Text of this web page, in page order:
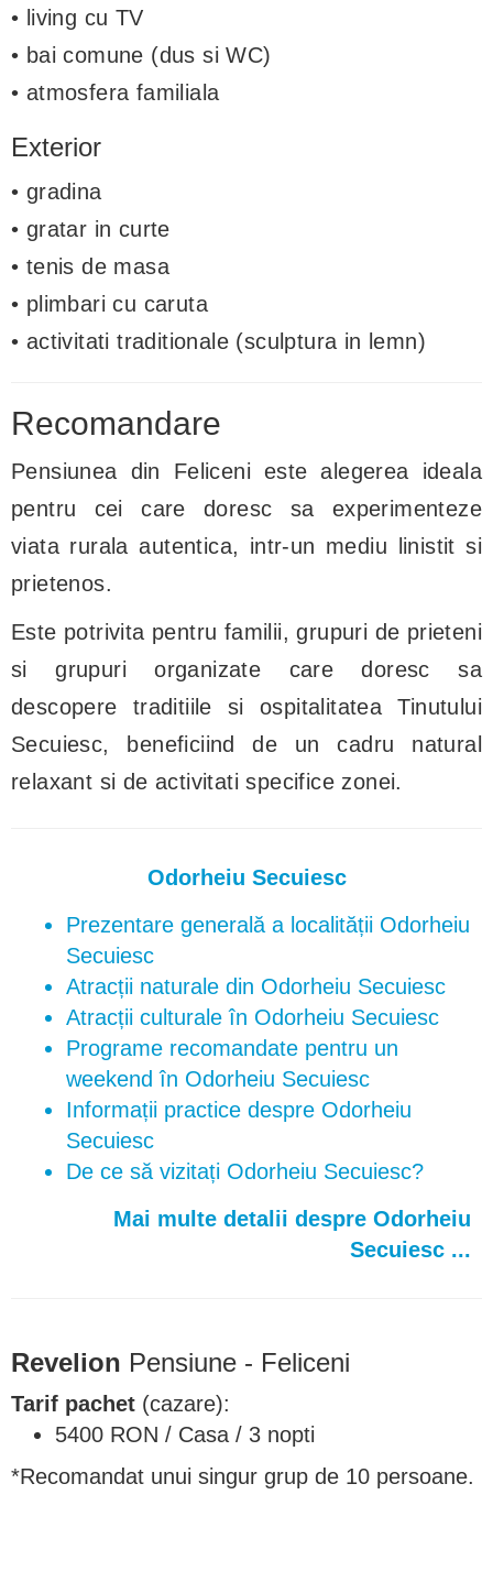
• living cu TV
• bai comune (dus si WC)
• atmosfera familiala
Exterior
• gradina
• gratar in curte
• tenis de masa
• plimbari cu caruta
• activitati traditionale (sculptura in lemn)
Recomandare
Pensiunea din Feliceni este alegerea ideala
pentru cei care doresc sa experimenteze
viata rurala autentica, intr-un mediu linistit si
prietenos.
Este potrivita pentru familii, grupuri de prieteni
si grupuri organizate care doresc sa
descopere traditiile si ospitalitatea Tinutului
Secuiesc, beneficiind de un cadru natural
relaxant si de activitati specifice zonei.
Odorheiu Secuiesc
Prezentare generală a localității Odorheiu
Secuiesc
Atracții naturale din Odorheiu Secuiesc
Atracții culturale în Odorheiu Secuiesc
Programe recomandate pentru un
weekend în Odorheiu Secuiesc
Informații practice despre Odorheiu
Secuiesc
De ce să vizitați Odorheiu Secuiesc?
Mai multe detalii despre Odorheiu
Secuiesc ...
Revelion Pensiune - Feliceni
Tarif pachet (cazare):
5400 RON / Casa / 3 nopti
*Recomandat unui singur grup de 10 persoane.